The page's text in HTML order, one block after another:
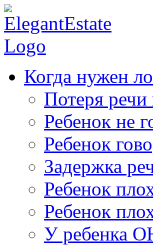
Когда нужен
Потеря речи
Ребенок не
Ребенок
Задержка
Ребенок
Ребенок
У ребенка